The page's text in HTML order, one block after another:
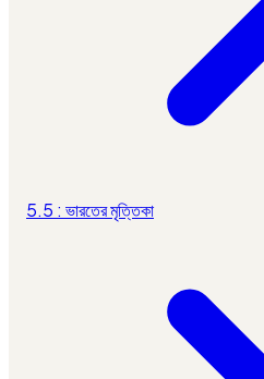
5.5 : ভারতের মৃত্তিকা